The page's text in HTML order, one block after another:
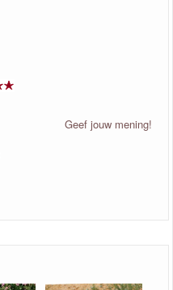
Geef jouw mening!